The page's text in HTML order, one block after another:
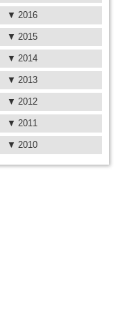
2016
2015
2014
2013
2012
2011
2010